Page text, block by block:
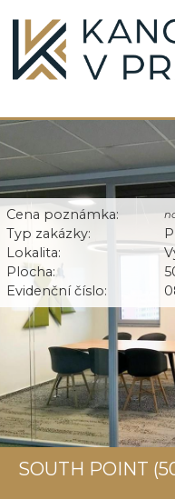
Cena poznámka:
Typ zakázky:
Lokalita:
Plocha:
Evidenční číslo:
SOUTH POINT